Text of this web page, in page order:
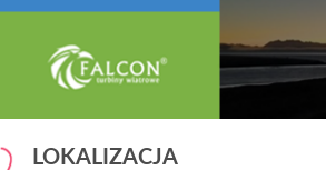
LOKALIZACJA